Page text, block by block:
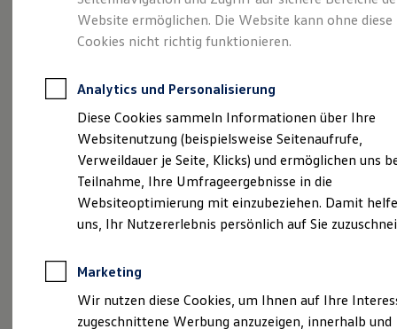
Elektroauto Leasing
Kleinwagen-Leasing
Leasing ohne Anzahlung
Autokredit mit Schlussrate
Versicherungen und Garantien
Kfz-Versicherung
Restschuldversicherungen
Garantien
Wartungsverträge
Geschäftskunden
Professional Class bei Volkswagen
Großkunden
Behörden
Anpfiff zum Gewinn
Elektroautos
ID. Tutorials
Tiguan.
Website ermöglichen. Die Website kann ohne diese
Cookies nicht richtig funktionieren.
Analytics und Personalisierung
Diese Cookies sammeln Informationen über Ihre
Websitenutzung (beispielsweise Seitenaufrufe,
Verweildauer je Seite, Klicks) und ermöglichen uns
Teilnahme, Ihre Umfrageergebnisse in die
Websiteoptimierung mit einzubeziehen. Damit
uns, Ihr Nutzererlebnis persönlich auf Sie
Marketing
Wir nutzen diese Cookies, um Ihnen auf Ihre
zugeschnittene Werbung anzuzeigen, innerhalb und